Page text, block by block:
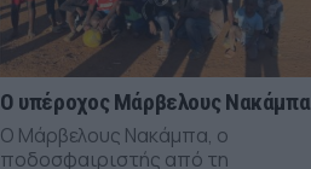
Ο υπέροχος Μάρβελους Νακάμπα
Ο Μάρβελους Νακάμπα, ο
ποδοσφαιριστής από τη